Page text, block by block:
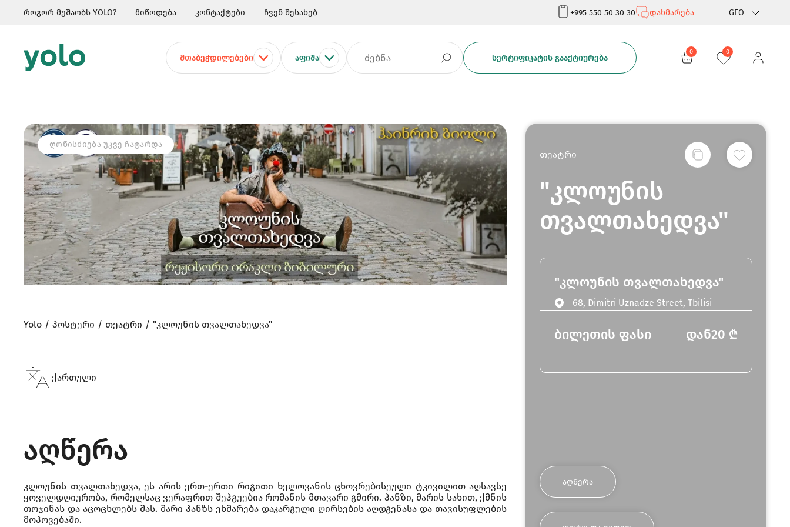
როგორ მუშაობს YOLO? მიწოდება კონტაქტები ჩვენ შესახებ +995 550 50 30 30 დახმარება GEO
Rus
ᲨᲗᲐᲑᲔᲭᲓᲘᲚᲔᲑᲔᲑᲘ ᲐᲤᲘᲨᲐ ᲡᲔᲠᲢᲘᲤᲘᲙᲐᲢᲘᲡ ᲒᲐᲐᲥᲢᲘᲣᲠᲔᲑᲐ
0 0
ᲦᲝᲜᲘᲡᲫᲘᲔᲑᲐ ᲣᲙᲕᲔ ᲩᲐᲢᲐᲠᲓᲐ
თეატრი
"კლოუნის
თვალთახედვა"
"კლოუნის თვალთახედვა"
68, Dimitri Uznadze Street, Tbilisi
ბილეთის ფასი დან20 ₾
ᲐᲦᲬᲔᲠᲐ
Yolo პოსტერი თეატრი "კლოუნის თვალთახედვა"
ქართული
აღწერა
კლოუნის თვალთახედვა, ეს არის ერთ-ერთი რიგითი ხელოვანის ცხოვრებისეული ტკივილით აღსავსე
ყოველდღიურობა, რომელსაც ვერაფრით შეჰგუებია რომანის მთავარი გმირი. ჰანზი, მარის სახით, ქმნის
თოჯინას და აცოცხლებს მას. მარი ჰანზს ეხმარება დაკარგული ღირსების აღდგენასა და თავისუფლების
მოპოვებაში.